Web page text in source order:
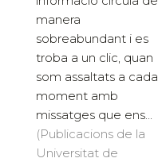
manera
sobreabundant i es
troba a un clic, quan
som assaltats a cada
moment amb
missatges que ens...
(Publicacions de la
Universitat de